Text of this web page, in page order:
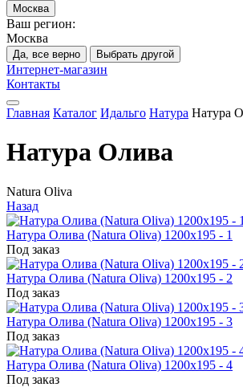
Москва
Ваш регион:
Москва
Да, все верно Выбрать другой
Интернет-магазин
Контакты
Главная Каталог Идальго Натура Натура
Натура Олива
Natura Oliva
Назад
Натура Олива (Natura Oliva) 1200x195 - 1
Под заказ
Натура Олива (Natura Oliva) 1200x195 - 2
Под заказ
Натура Олива (Natura Oliva) 1200x195 - 3
Под заказ
Натура Олива (Natura Oliva) 1200x195 - 4
Под заказ